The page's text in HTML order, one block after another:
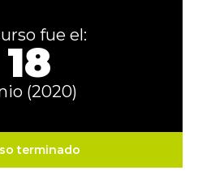
fue el:
18
(2020)
terminado